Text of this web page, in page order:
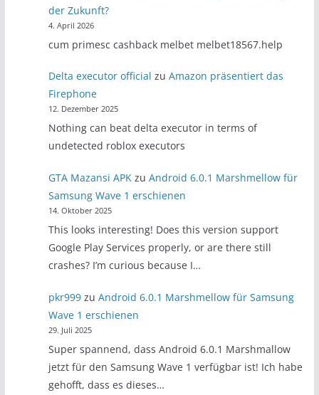
der Zukunft?
4. April 2026
cum primesc cashback melbet melbet18567.help
Delta executor official zuAmazon präsentiert das
Firephone
12. Dezember 2025
Nothing can beat delta executor in terms of
undetected roblox executors
GTA Mazansi APK zuAndroid 6.0.1 Marshmellow für
Samsung Wave 1 erschienen
14. Oktober 2025
This looks interesting! Does this version support
Google Play Services properly, or are there still
crashes? I’m curious because I…
pkr999 zuAndroid 6.0.1 Marshmellow für Samsung
Wave 1 erschienen
29. Juli 2025
Super spannend, dass Android 6.0.1 Marshmallow
jetzt für den Samsung Wave 1 verfügbar ist! Ich habe
gehofft, dass es dieses…